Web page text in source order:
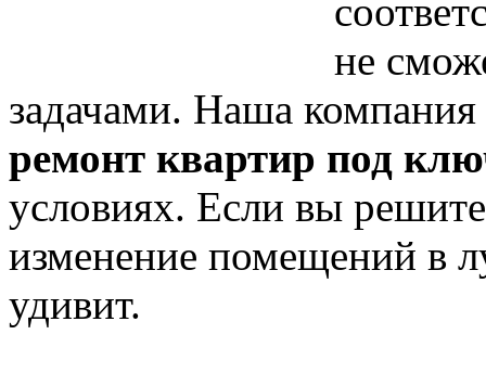
не
задачами. Наша
ремонт квартир под
условиях. Если вы
изменение помещений в
удивит.